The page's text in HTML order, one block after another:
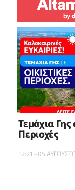
Τεμάχια Γης
Περιοχές
12:21 - 05